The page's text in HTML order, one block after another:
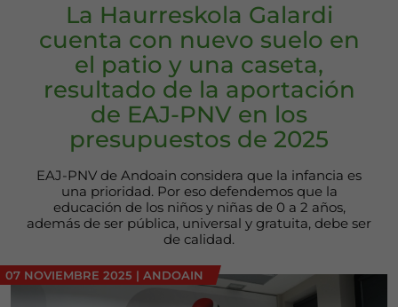
La Haurreskola Galardi
cuenta con nuevo suelo en
el patio y una caseta,
resultado de la aportación
de EAJ-PNV en los
presupuestos de 2025
EAJ-PNV de Andoain considera que la infancia es
una prioridad. Por eso defendemos que la
educación de los niños y niñas de 0 a 2 años,
además de ser pública, universal y gratuita, debe ser
de calidad.
07 NOVIEMBRE 2025 | ANDOAIN